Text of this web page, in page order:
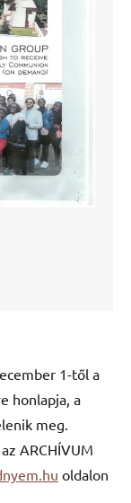
1-től a
honlapja, a
meg.
ARCHÍVUM
oldalon